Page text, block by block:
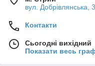
вул. Добрівлянська,
Контакти
Сьогодні вихідний
Показати весь